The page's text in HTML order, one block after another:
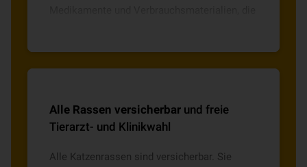
Alle Rassen versicherbar und freie
Tierarzt- und Klinikwahl
Alle Katzenrassen sind versicherbar. Sie